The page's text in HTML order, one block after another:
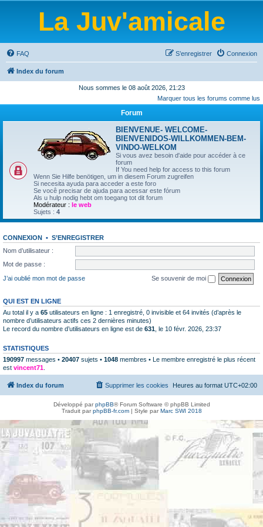
La Juv'amicale
FAQ Connexion
S’enregistrer
Index du forum
Nous sommes le 08 août 2026, 21:23
Marquer tous les forums comme lus
Forum
BIENVENUE- WELCOME-
BIENVENIDOS-WILLKOMMEN-BEM-
VINDO-WELKOM
Si vous avez besoin d'aide pour accéder à ce
forum
If You need help for access to this forum
Wenn Sie Hilfe benötigen, um in diesem Forum zugreifen
Si necesita ayuda para acceder a este foro
Se você precisar de ajuda para acessar este fórum
Als u hulp nodig hebt om toegang tot dit forum
Modérateur : le web
Sujets : 4
CONNEXION • S’ENREGISTRER
Nom d’utilisateur :
Mot de passe :
J’ai oublié mon mot de passe
Se souvenir de moi
QUI EST EN LIGNE
Au total il y a 65 utilisateurs en ligne : 1 enregistré, 0 invisible et 64 invités (d’après le
nombre d’utilisateurs actifs ces 2 dernières minutes)
Le record du nombre d’utilisateurs en ligne est de 631 , le 10 févr. 2026, 23:37
STATISTIQUES
190997 messages • 20407 sujets • 1048 membres • Le membre enregistré le plus récent
est vincent71
Index du forum Heures au format UTC+02:00
Supprimer les cookies
Développé parphpBB® Forum Software © phpBB Limited
Traduit parphpBB-fr.com| Style parMarc SWI 2018